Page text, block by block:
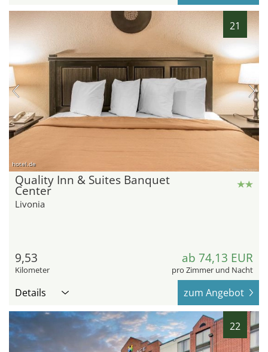
21
hotel.de
Quality Inn & Suites Banquet
Center
Livonia
9,53
Kilometer
ab 74,13 EUR
pro Zimmer und Nacht
Details zum Angebot
22